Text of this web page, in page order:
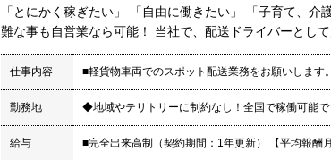
「とにかく稼ぎたい」 「自由に働きたい」 「子育て、
難な事も自営業なら可能！ 当社で、配送ドライバ
仕事内容 ■軽貨物車両でのスポット配送業務をお願いします。
勤務地 ◆地域やテリトリーに制約なし！全国で稼働可能で
給与 ■完全出来高制（契約期間：1年更新） 【平均報